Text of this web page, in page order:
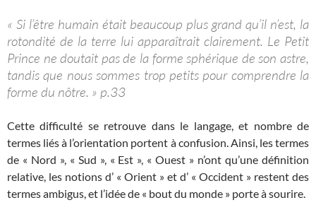
« Si l’être humain était beaucoup plus grand qu’il n’est, la
rotondité de la terre lui apparaîtrait clairement. Le Petit
Prince ne doutait pas de la forme sphérique de son astre,
tandis que nous sommes trop petits pour comprendre la
forme du nôtre. » p.33
Cette difficulté se retrouve dans le langage, et nombre de
termes liés à l’orientation portent à confusion. Ainsi, les termes
de « Nord », « Sud », « Est », « Ouest » n’ont qu’une définition
relative, les notions d’ « Orient » et d’ « Occident » restent des
termes ambigus, et l’idée de « bout du monde » porte à sourire.